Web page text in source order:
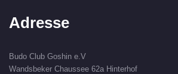
Adresse
Budo Club Goshin e.V
Wandsbeker Chaussee 62a Hinterhof